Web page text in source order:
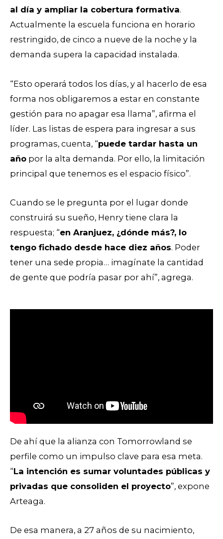
al día y ampliar la cobertura formativa.
Actualmente la escuela funciona en horario
restringido, de cinco a nueve de la noche y la
demanda supera la capacidad instalada.
“Esto operará todos los días, y al hacerlo de esa
forma nos obligaremos a estar en constante
gestión para no apagar esa llama”, afirma el
líder. Las listas de espera para ingresar a sus
programas, cuenta, “puede tardar hasta un
año por la alta demanda. Por ello, la limitación
principal que tenemos es el espacio físico”.
Cuando se le pregunta por el lugar donde
construirá su sueño, Henry tiene clara la
respuesta; “en Aranjuez, ¿dónde más?, lo
tengo fichado desde hace diez años. Poder
tener una sede propia… imagínate la cantidad
de gente que podría pasar por ahí”, agrega.
De ahí que la alianza con Tomorrowland se
perfile como un impulso clave para esa meta.
“La intención es sumar voluntades públicas y
privadas que consoliden el proyecto”, expone
Arteaga.
De esa manera, a 27 años de su nacimiento,